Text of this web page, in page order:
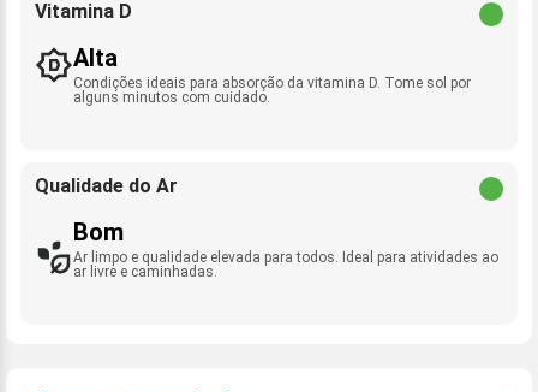
Vitamina D
Alta
Condições ideais para absorção da vitamina D. Tome sol por
alguns minutos com cuidado.
Qualidade do Ar
Bom
Ar limpo e qualidade elevada para todos. Ideal para atividades ao
ar livre e caminhadas.